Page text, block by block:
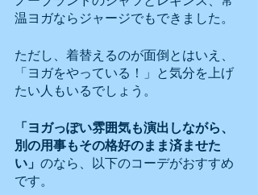
温ヨガならジャージでもできました。
ただし、着替えるのが面倒とはいえ、
「ヨガをやっている！」と気分を上げ
たい人もいるでしょう。
「ヨガっぽい雰囲気も演出しながら、
別の用事もその格好のまま済ませた
い」 のなら、以下のコーデがおすすめ
です。